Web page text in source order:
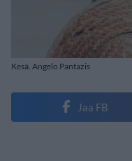
Kesä. Angelo Pantazis
Jaa FB